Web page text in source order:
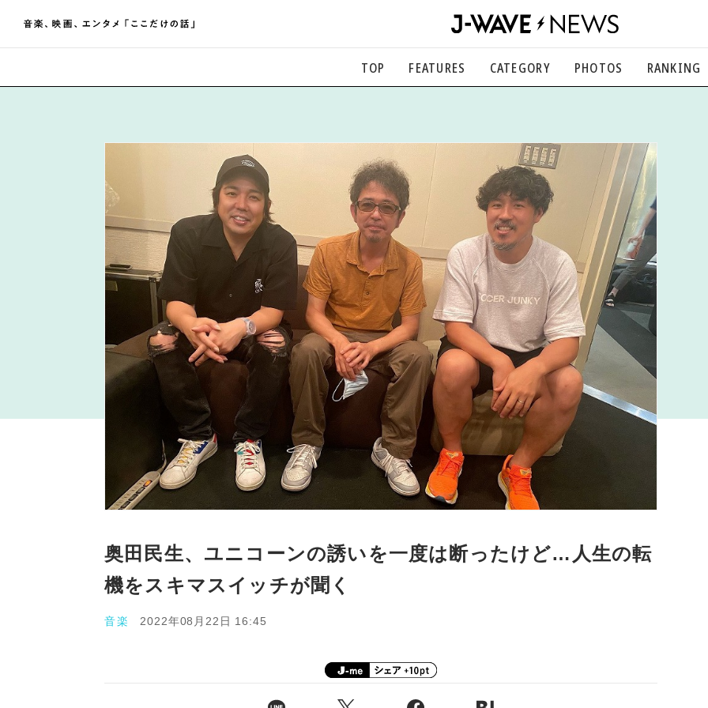
TOP FEATURES CATEGORY
映画、芸能、舞台、スポーツなど
カルチャー
アート、文芸、マンガなど
ライフスタイル
食、健康、美容…暮らし豊かに
社会
国内、海外の気になるトピック
PHOTOS RANKING
奥田民生、ユニコーンの誘いを一度は断ったけど…人生の転
機をスキマスイッチが聞く
音楽 2022年08月22日 16:45